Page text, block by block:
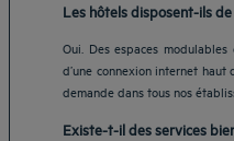
Les hôtels disposent-ils
Oui. Des espaces
d’une connexion internet
demande dans tous nos
Existe-t-il des services